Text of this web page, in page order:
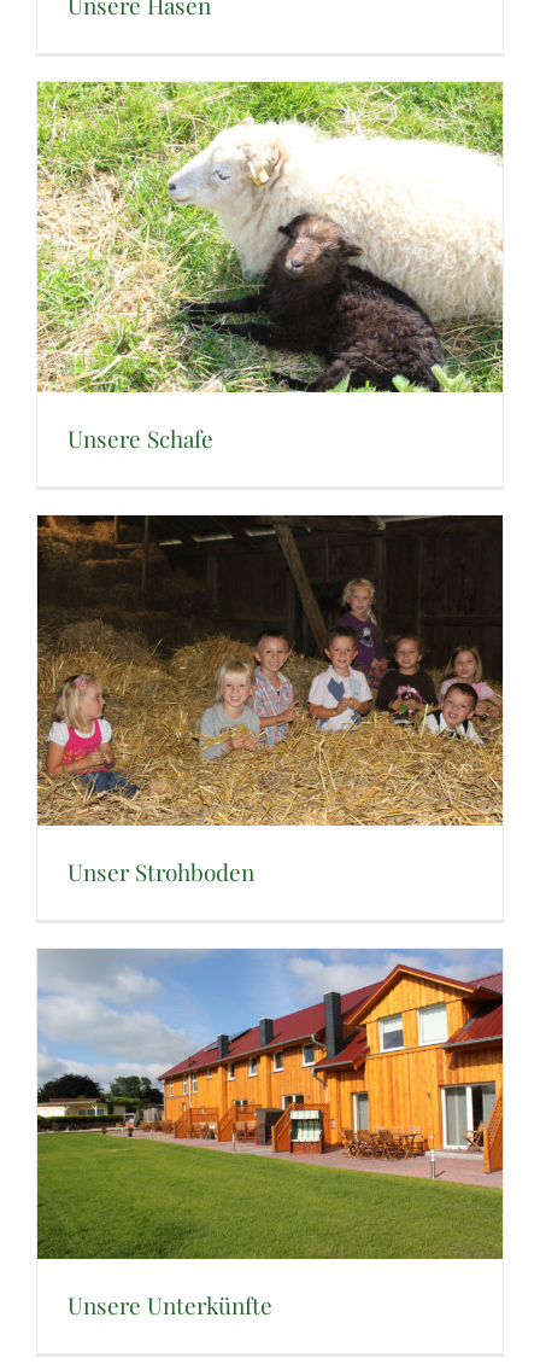
Unsere Schafe
Unser Strohboden
Unsere Unterkünfte